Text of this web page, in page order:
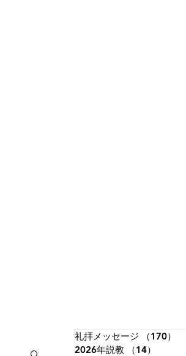
礼拝メッセージ （170）
2026年説教
（14）